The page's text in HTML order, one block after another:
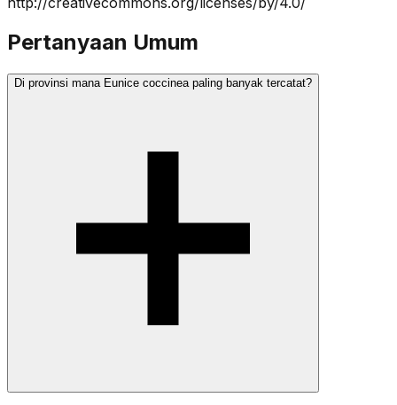
Pertanyaan Umum
Di provinsi mana Eunice coccinea paling banyak tercatat?